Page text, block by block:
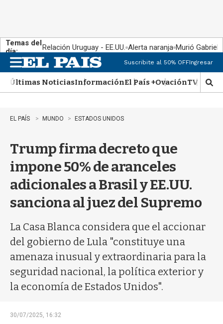
Temas del
día:
Relación Uruguay - EE.UU. Alerta naranja Murió Gabriel
n
u
Suscribite al 50% OFFIngresar
Últimas NoticiasInformaciónEl País +OvaciónTV Show
M
o
EL PAÍS MUNDO ESTADOS UNIDOS
Trump firma decreto que
impone 50% de aranceles
adicionales a Brasil y EE.UU.
sanciona al juez del Supremo
La Casa Blanca considera que el accionar
del gobierno de Lula "constituye una
amenaza inusual y extraordinaria para la
seguridad nacional, la política exterior y
la economía de Estados Unidos".
30/07/2025, 16:32